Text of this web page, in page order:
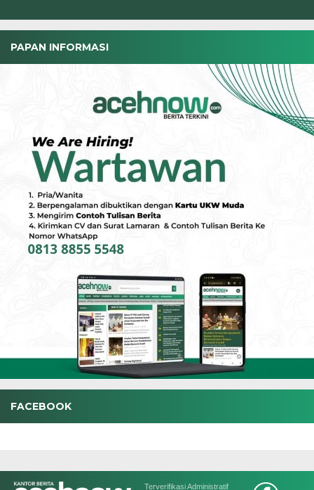
PAPAN INFORMASI
FACEBOOK
Terverifikasi Administratif